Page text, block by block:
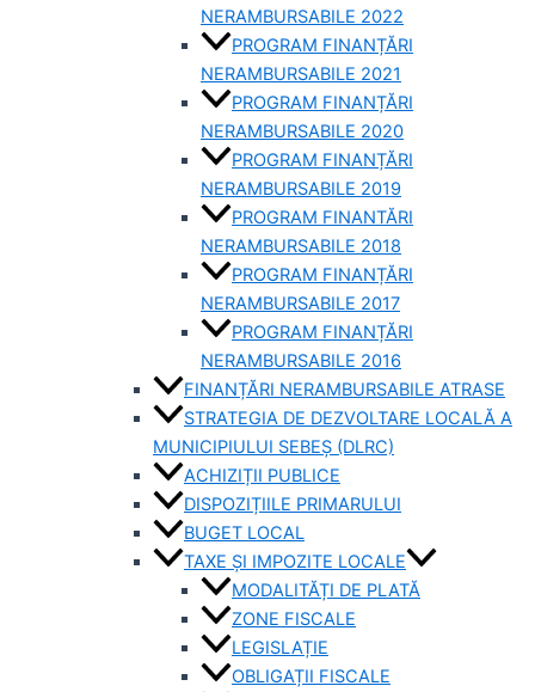
NERAMBURSABILE 2022
PROGRAM FINANȚĂRI
NERAMBURSABILE 2021
PROGRAM FINANȚĂRI
NERAMBURSABILE 2020
PROGRAM FINANȚĂRI
NERAMBURSABILE 2019
PROGRAM FINANTĂRI
NERAMBURSABILE 2018
PROGRAM FINANȚĂRI
NERAMBURSABILE 2017
PROGRAM FINANȚĂRI
NERAMBURSABILE 2016
FINANȚĂRI NERAMBURSABILE ATRASE
STRATEGIA DE DEZVOLTARE LOCALĂ A
MUNICIPIULUI SEBEȘ (DLRC)
ACHIZIȚII PUBLICE
DISPOZIȚIILE PRIMARULUI
BUGET LOCAL
TAXE ȘI IMPOZITE LOCALE
MODALITĂȚI DE PLATĂ
ZONE FISCALE
LEGISLAȚIE
OBLIGAȚII FISCALE